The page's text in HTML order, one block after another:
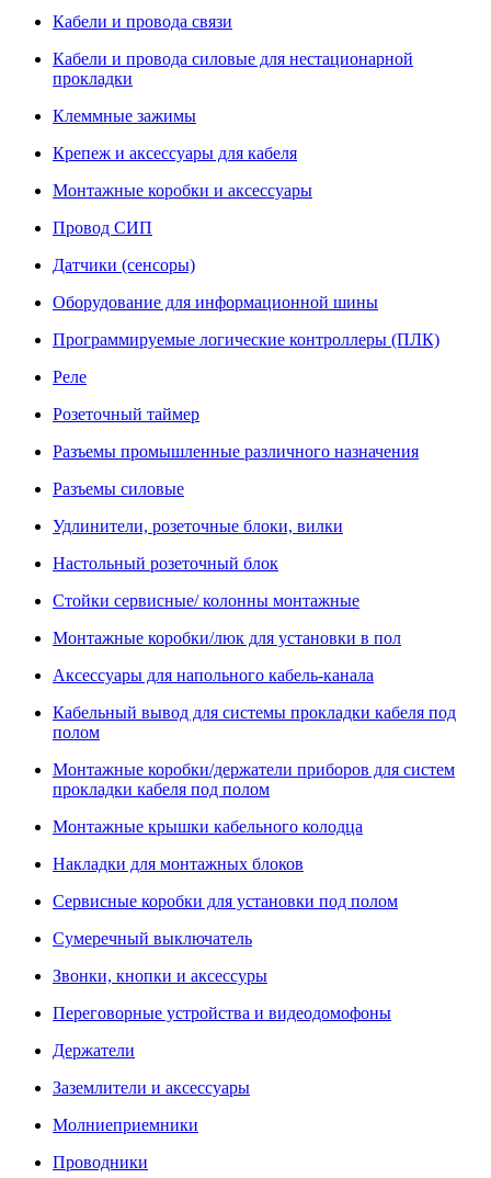
Кабели и провода связи
Кабели и провода силовые для нестационарной
прокладки
Клеммные зажимы
Крепеж и аксессуары для кабеля
Монтажные коробки и аксессуары
Провод СИП
Датчики (сенсоры)
Оборудование для информационной шины
Программируемые логические контроллеры (ПЛК)
Реле
Розеточный таймер
Разъемы промышленные различного назначения
Разъемы силовые
Удлинители, розеточные блоки, вилки
Настольный розеточный блок
Стойки сервисные/ колонны монтажные
Монтажные коробки/люк для установки в пол
Аксессуары для напольного кабель-канала
Кабельный вывод для системы прокладки кабеля под
полом
Монтажные коробки/держатели приборов для систем
прокладки кабеля под полом
Монтажные крышки кабельного колодца
Накладки для монтажных блоков
Сервисные коробки для установки под полом
Сумеречный выключатель
Звонки, кнопки и аксессуры
Переговорные устройства и видеодомофоны
Держатели
Заземлители и аксессуары
Молниеприемники
Проводники